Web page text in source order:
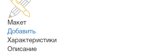
Макет
Добавить
Характеристики
Описание